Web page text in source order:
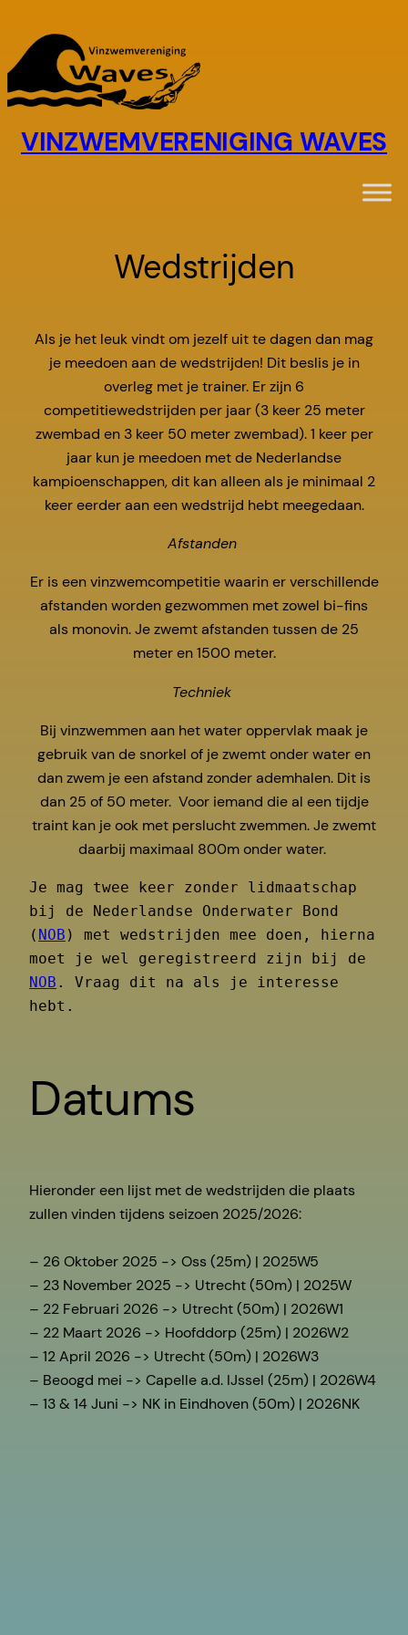
naar
de
inhoud
VINZWEMVERENIGING WAVES
Wedstrijden
Als je het leuk vindt om jezelf uit te dagen dan mag
je meedoen aan de wedstrijden! Dit beslis je in
overleg met je trainer. Er zijn 6
competitiewedstrijden per jaar (3 keer 25 meter
zwembad en 3 keer 50 meter zwembad). 1 keer per
jaar kun je meedoen met de Nederlandse
kampioenschappen, dit kan alleen als je minimaal 2
keer eerder aan een wedstrijd hebt meegedaan.
Afstanden
Er is een vinzwemcompetitie waarin er verschillende
afstanden worden gezwommen met zowel bi-fins
als monovin. Je zwemt afstanden tussen de 25
meter en 1500 meter.
Techniek
Bij vinzwemmen aan het water oppervlak maak je
gebruik van de snorkel of je zwemt onder water en
dan zwem je een afstand zonder ademhalen. Dit is
dan 25 of 50 meter. Voor iemand die al een tijdje
traint kan je ook met perslucht zwemmen. Je zwemt
daarbij maximaal 800m onder water.
Je mag twee keer zonder lidmaatschap
bij de Nederlandse Onderwater Bond
( NOB ) met wedstrijden mee doen, hierna
NOB . Vraag dit na als je interesse
hebt.
Datums
Hieronder een lijst met de wedstrijden die plaats
zullen vinden tijdens seizoen 2025/2026:
– 26 Oktober 2025 -> Oss (25m) | 2025W5
– 23 November 2025 -> Utrecht (50m) | 2025W
– 22 Februari 2026 -> Utrecht (50m) | 2026W1
– 22 Maart 2026 -> Hoofddorp (25m) | 2026W2
– 12 April 2026 -> Utrecht (50m) | 2026W3
– Beoogd mei -> Capelle a.d. IJssel (25m) | 2026W4
– 13 & 14 Juni -> NK in Eindhoven (50m) | 2026NK